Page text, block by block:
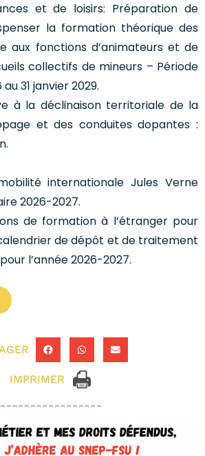
et de loisirs: Préparation de
la formation théorique des
aux fonctions d’animateurs et de
collectifs de mineurs – Période
31 janvier 2029.
à la déclinaison territoriale de la
et des conduites dopantes :
internationale Jules Verne
2026-2027.
de formation à l’étranger pour
de dépôt et de traitement
l’année 2026-2027.
IMPRIMER